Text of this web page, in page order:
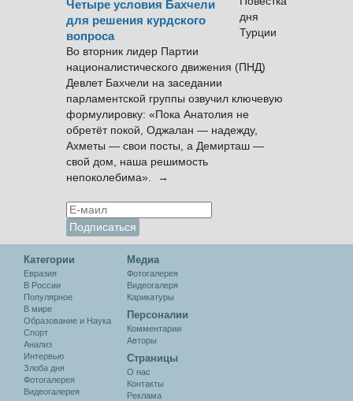
Четыре условия Бахчели
для решения курдского
вопроса
Во вторник лидер Партии
националистического движения (ПНД)
Девлет Бахчели на заседании
парламентской группы озвучил ключевую
формулировку: «Пока Анатолия не
обретёт покой, Оджалан — надежду,
Ахметы — свои посты, а Демирташ —
свой дом, наша решимость
непоколебима». →
Категории
Евразия
В России
Популярное
В мире
Образование и Наука
Спорт
Анализ
Интервью
Злоба дня
Фотогалерея
Видеогалерея
Медиа
Фотогалерея
Видеогалеря
Карикатуры
Персоналии
Комментарии
Авторы
Cтраницы
О нас
Контакты
Реклама